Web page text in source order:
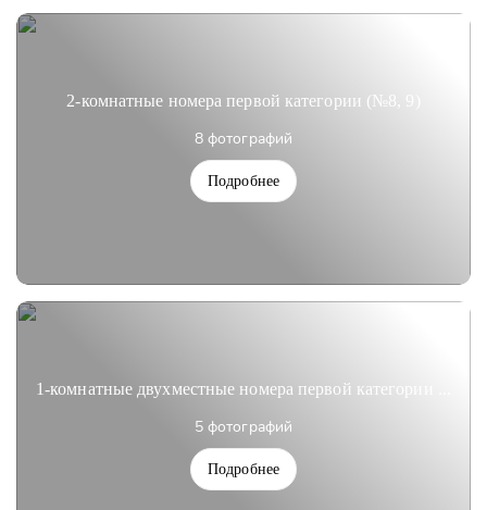
2-комнатные номера первой категории (№8, 9)
8 фотографий
Подробнее
1-комнатные двухместные номера первой категории ...
5 фотографий
Подробнее